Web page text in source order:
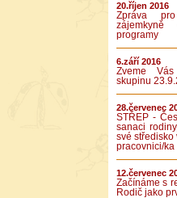
20.říjen 2016
Zpráva
programy
6.září 2016
Zveme
skupinu
28.červenec
STŘEP -
sanaci
své středisko
pracovnici/ka
12.červenec
Začínáme s
Rodič jako